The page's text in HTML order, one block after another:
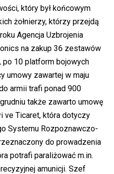
który był końcowym
żołnierzy, którzy przejdą
Agencja Uzbrojenia
na zakup 36 zestawów
po 10 platform bojowych
umowy zawartej w maju
armii trafi ponad 900
także zawarto umowę
ve Ticaret, która dotyczy
Systemu Rozpoznawczo-
do prowadzenia
potrafi paraliżować m.in.
amunicji. Szef